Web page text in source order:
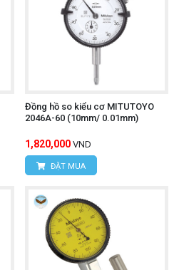
Đồng hồ so kiểu cơ MITUTOYO
2046A-60 (10mm/ 0.01mm)
1,820,000 VND
ĐẶT MUA